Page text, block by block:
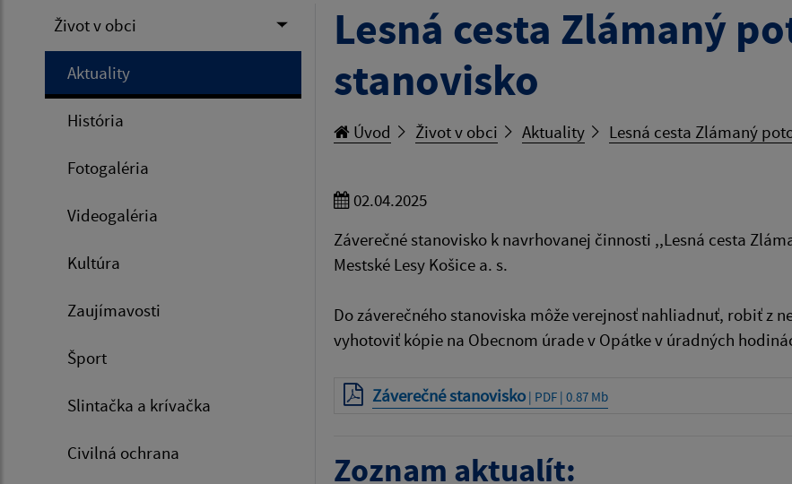
Život v obci
Aktuality
História
Fotogaléria
Videogaléria
Kultúra
Zaujímavosti
Šport
Slintačka a krívačka
Civilná ochrana
Lesná cesta Zlámaný
stanovisko
Úvod Život v obci Aktuality Lesná cesta Zlámaný
02.04.2025
Záverečné stanovisko k navrhovanej činnosti ,,Lesná cesta
Mestské Lesy Košice a. s.
Do záverečného stanoviska môže verejnosť nahliadnuť, robiť z
vyhotoviť kópie na Obecnom úrade v Opátke v úradných
Záverečné stanovisko| PDF | 0.87 Mb
Zoznam aktualít: